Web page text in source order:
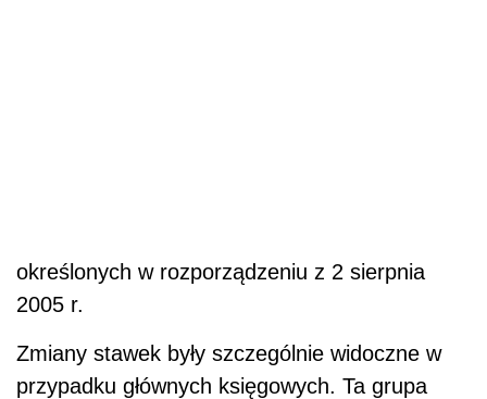
określonych w rozporządzeniu z 2 sierpnia
2005 r.
Zmiany stawek były szczególnie widoczne w
przypadku głównych księgowych. Ta grupa